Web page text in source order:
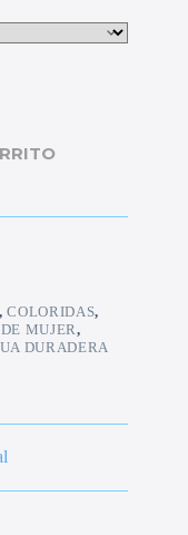
,COLORIDAS,
MUJER,
DURADERA